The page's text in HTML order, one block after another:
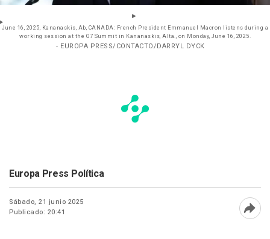
June 16, 2025, Kananaskis, Ab, CANADA: French President Emmanuel Macron listens during a
working session at the G7 Summit in Kananaskis, Alta., on Monday, June 16, 2025.
- EUROPA PRESS/CONTACTO/DARRYL DYCK
Europa Press Política
Sábado, 21 junio 2025
Publicado: 20:41